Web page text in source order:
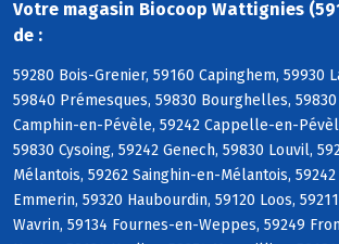
Votre magasin Biocoop Wattignies
de :
59280 Bois-Grenier, 59160 Capinghem, 59930
59840 Prémesques, 59830 Bourghelles,
Camphin-en-Pévèle, 59242 Cappelle-en-
59830 Cysoing, 59242 Genech, 59830 Louvil,
Mélantois, 59262 Sainghin-en-Mélantois,
Emmerin, 59320 Haubourdin, 59120 Loos,
Wavrin, 59134 Fournes-en-Weppes, 59249